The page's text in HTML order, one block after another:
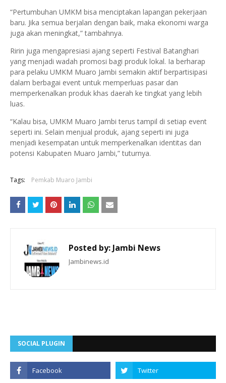
“Pertumbuhan UMKM bisa menciptakan lapangan pekerjaan
baru. Jika semua berjalan dengan baik, maka ekonomi warga
juga akan meningkat,” tambahnya.
Ririn juga mengapresiasi ajang seperti Festival Batanghari
yang menjadi wadah promosi bagi produk lokal. Ia berharap
para pelaku UMKM Muaro Jambi semakin aktif berpartisipasi
dalam berbagai event untuk memperluas pasar dan
memperkenalkan produk khas daerah ke tingkat yang lebih
luas.
“Kalau bisa, UMKM Muaro Jambi terus tampil di setiap event
seperti ini. Selain menjual produk, ajang seperti ini juga
menjadi kesempatan untuk memperkenalkan identitas dan
potensi Kabupaten Muaro Jambi,” tuturnya.
Tags: Pemkab Muaro Jambi
Posted by:Jambi News
Jambinews.id
SOCIAL PLUGIN